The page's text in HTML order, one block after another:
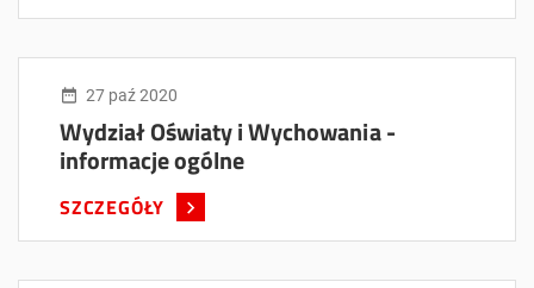
27 paź 2020
Wydział Oświaty i Wychowania -
informacje ogólne
SZCZEGÓŁY